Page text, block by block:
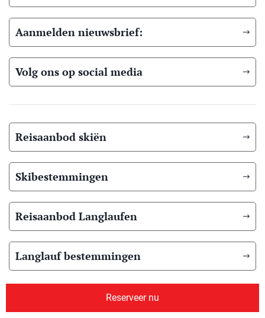
Reserveer nu
Aanmelden nieuwsbrief:
Volg ons op social media
Reisaanbod skiën
Skibestemmingen
Reisaanbod Langlaufen
Langlauf bestemmingen
Reisaanbod zomer